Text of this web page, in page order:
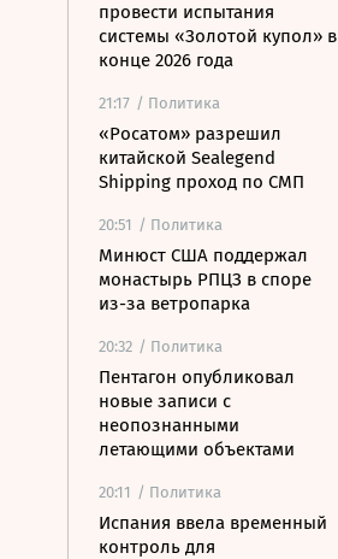
провести испытания
системы «Золотой купол» в
конце 2026 года
21:17 / Политика
«Росатом» разрешил
китайской Sealegend
Shipping проход по СМП
20:51 / Политика
Минюст США поддержал
монастырь РПЦЗ в споре
из-за ветропарка
20:32 / Политика
Пентагон опубликовал
новые записи с
неопознанными
летающими объектами
20:11 / Политика
Испания ввела временный
контроль для